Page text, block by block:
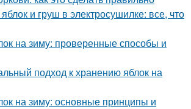
и груш в электросушилке: все, что
на зиму: проверенные способы и
подход к хранению яблок на
на зиму: основные принципы и